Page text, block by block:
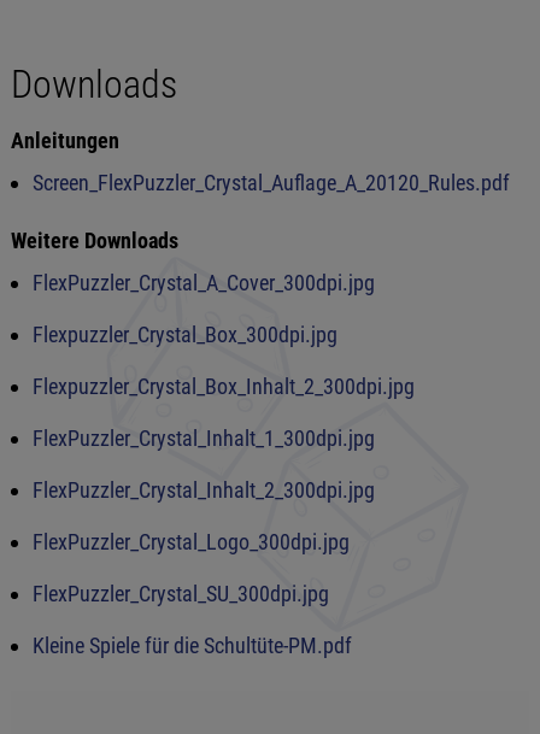
Downloads
Anleitungen
Screen_FlexPuzzler_Crystal_Auflage_A_20120_Rules.pdf
Weitere Downloads
FlexPuzzler_Crystal_A_Cover_300dpi.jpg
Flexpuzzler_Crystal_Box_300dpi.jpg
Flexpuzzler_Crystal_Box_Inhalt_2_300dpi.jpg
FlexPuzzler_Crystal_Inhalt_1_300dpi.jpg
FlexPuzzler_Crystal_Inhalt_2_300dpi.jpg
FlexPuzzler_Crystal_Logo_300dpi.jpg
FlexPuzzler_Crystal_SU_300dpi.jpg
Kleine Spiele für die Schultüte-PM.pdf